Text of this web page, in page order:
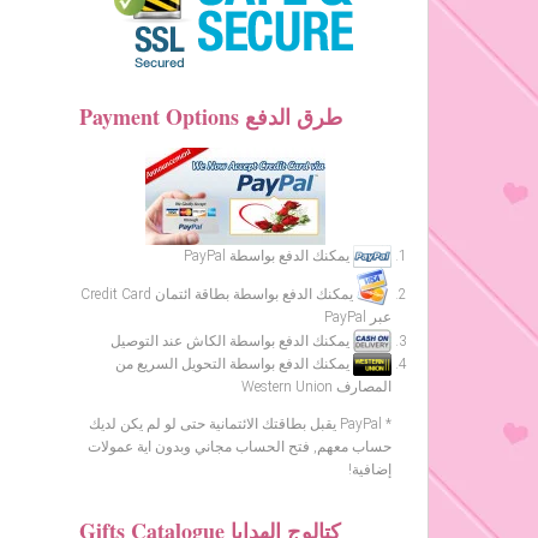
Payment Options طرق الدفع
يمكنك الدفع بواسطة PayPal
يمكنك الدفع بواسطة بطاقة ائتمان Credit Card
عبر PayPal
يمكنك الدفع بواسطة الكاش عند التوصيل
يمكنك الدفع بواسطة التحويل السريع من
المصارف Western Union
* PayPal يقبل بطاقتك الائتمانية حتى لو لم يكن لديك
حساب معهم, فتح الحساب مجاني وبدون اية عمولات
إضافية!
Gifts Catalogue كتالوج الهدايا